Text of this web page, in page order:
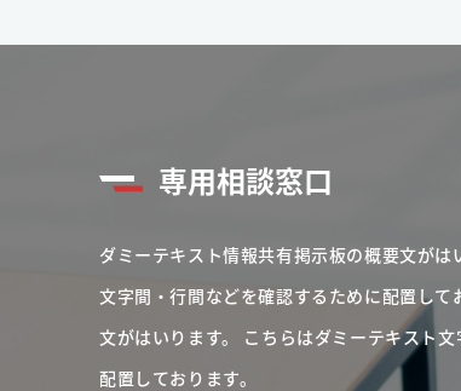
専用相談窓口
ダミーテキスト情報共有掲示板の概要文が
文字間・行間などを確認するために配置し
文がはいります。 こちらはダミーテキスト
配置しております。